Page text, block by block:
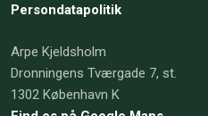
Persondatapolitik
Arpe Kjeldsholm
Dronningens Tværgade 7, st.
​1302 København K